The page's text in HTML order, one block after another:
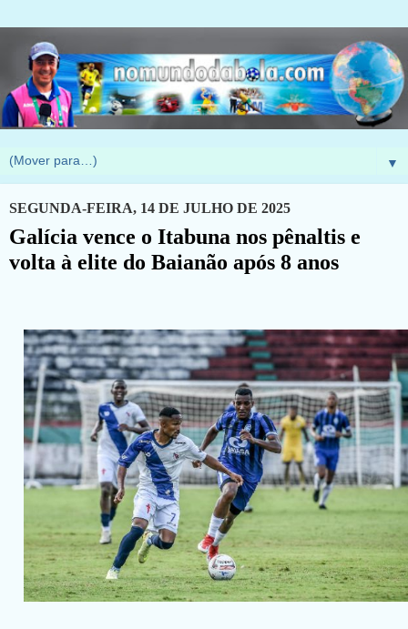
▼
SEGUNDA-FEIRA, 14 DE JULHO DE 2025
Galícia vence o Itabuna nos pênaltis e
volta à elite do Baianão após 8 anos